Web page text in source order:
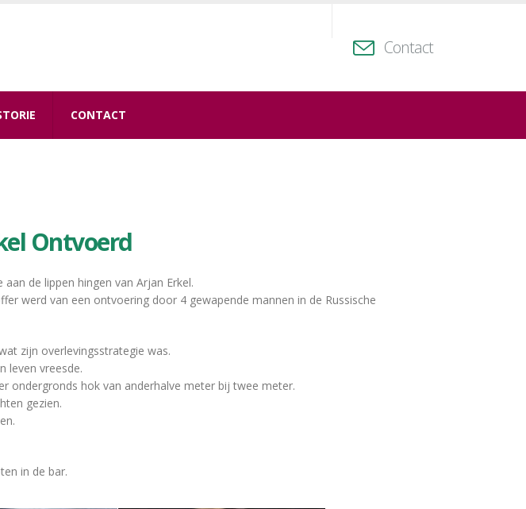
Contact
CONTACT
Ontvoerd
de lippen hingen van Arjan Erkel.
werd van een ontvoering door 4 gewapende mannen in de Russische
zijn overlevingsstrategie was.
leven vreesde.
ondergronds hok van anderhalve meter bij twee meter.
gezien.
in de bar.